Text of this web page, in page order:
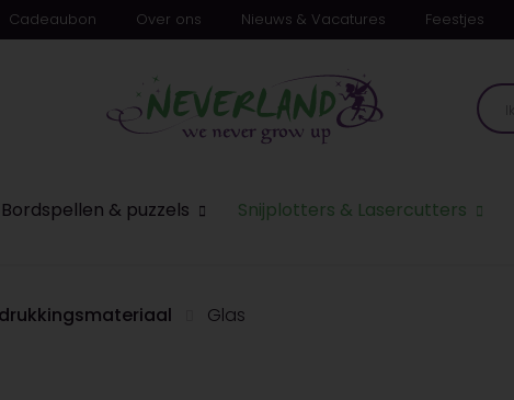
Cadeaubon Over ons Nieuws & Vacatures Feestjes
Bordspellen & puzzels Snijplotters & Lasercutters
Glas